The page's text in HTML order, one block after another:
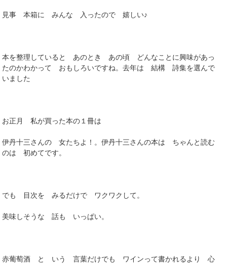
見事 本箱に みんな 入ったので 嬉しい♪
本を整理していると あのとき あの頃 どんなことに興味があっ
たのかわかって おもしろいですね。去年は 結構 詩集を選んで
いました
お正月 私が買った本の１冊は
伊丹十三さんの 女たちよ！。伊丹十三さんの本は ちゃんと読む
のは 初めてです。
でも 目次を みるだけで ワクワクして。
美味しそうな 話も いっぱい。
赤葡萄酒 と いう 言葉だけでも ワインって書かれるより 心